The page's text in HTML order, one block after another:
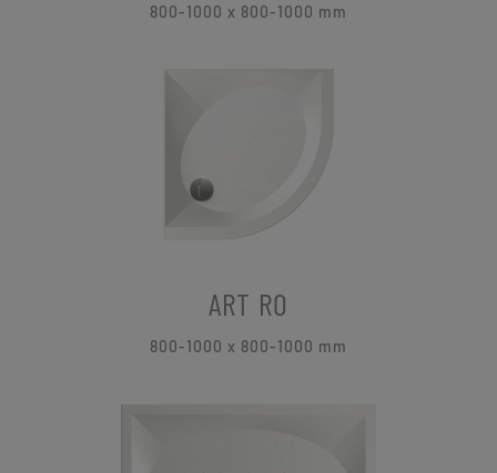
800-1000 x 800-1000 mm
ART RO
800-1000 x 800-1000 mm